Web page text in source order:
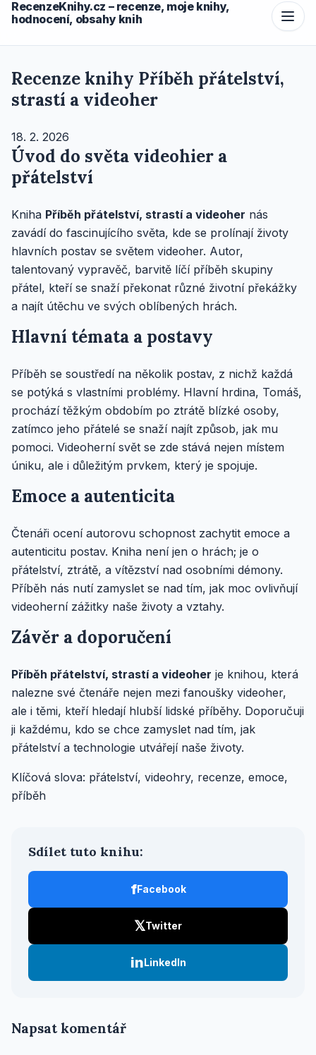
RecenzeKnihy.cz – recenze, moje knihy,
hodnocení, obsahy knih
Recenze knihy Příběh přátelství,
strastí a videoher
18. 2. 2026
Úvod do světa videohier a
přátelství
Kniha Příběh přátelství, strastí a videoher nás
zavádí do fascinujícího světa, kde se prolínají životy
hlavních postav se světem videoher. Autor,
talentovaný vypravěč, barvitě líčí příběh skupiny
přátel, kteří se snaží překonat různé životní překážky
a najít útěchu ve svých oblíbených hrách.
Hlavní témata a postavy
Příběh se soustředí na několik postav, z nichž každá
se potýká s vlastními problémy. Hlavní hrdina, Tomáš,
prochází těžkým obdobím po ztrátě blízké osoby,
zatímco jeho přátelé se snaží najít způsob, jak mu
pomoci. Videoherní svět se zde stává nejen místem
úniku, ale i důležitým prvkem, který je spojuje.
Emoce a autenticita
Čtenáři ocení autorovu schopnost zachytit emoce a
autenticitu postav. Kniha není jen o hrách; je o
přátelství, ztrátě, a vítězství nad osobními démony.
Příběh nás nutí zamyslet se nad tím, jak moc ovlivňují
videoherní zážitky naše životy a vztahy.
Závěr a doporučení
Příběh přátelství, strastí a videoher je knihou, která
nalezne své čtenáře nejen mezi fanoušky videoher,
ale i těmi, kteří hledají hlubší lidské příběhy. Doporučuji
ji každému, kdo se chce zamyslet nad tím, jak
přátelství a technologie utvářejí naše životy.
Klíčová slova: přátelství, videohry, recenze, emoce,
příběh
Sdílet tuto knihu:
fFacebook
𝕏Twitter
inLinkedIn
Napsat komentář